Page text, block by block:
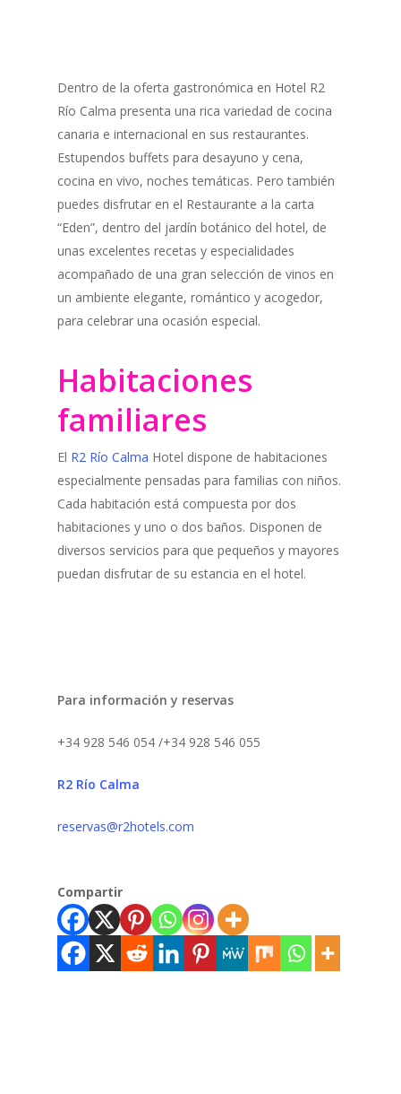
Dentro de la oferta gastronómica en Hotel R2
Río Calma presenta una rica variedad de cocina
canaria e internacional en sus restaurantes.
Estupendos buffets para desayuno y cena,
cocina en vivo, noches temáticas. Pero también
puedes disfrutar en el Restaurante a la carta
“Eden”, dentro del jardín botánico del hotel, de
unas excelentes recetas y especialidades
acompañado de una gran selección de vinos en
un ambiente elegante, romántico y acogedor,
para celebrar una ocasión especial.
Habitaciones
familiares
El R2 Río Calma Hotel dispone de habitaciones
especialmente pensadas para familias con niños.
Cada habitación está compuesta por dos
habitaciones y uno o dos baños. Disponen de
diversos servicios para que pequeños y mayores
puedan disfrutar de su estancia en el hotel.
Para información y reservas
+34 928 546 054 /+34 928 546 055
R2 Río Calma
reservas@r2hotels.com
Compartir